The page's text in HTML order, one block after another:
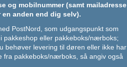
og mobilnummer (samt mailadresse
en anden end dig selv).
PostNord, som udgangspunkt som
pakkeshop eller pakkeboks/nærboks;
behøver levering til døren eller ikke har
fra pakkeboks/nærboks, så angiv også